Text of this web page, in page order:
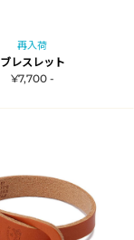
再入荷
ブレスレット
¥7,700 -